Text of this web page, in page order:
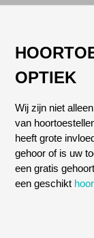
OPTIEK
Wij zijn niet
van
heeft grote
gehoor of is uw
een gratis
een geschikt